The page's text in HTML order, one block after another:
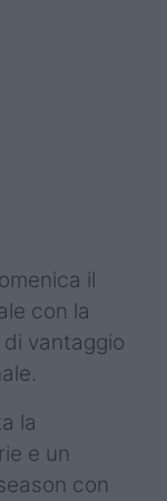
il
con la
vantaggio
la
e un
con